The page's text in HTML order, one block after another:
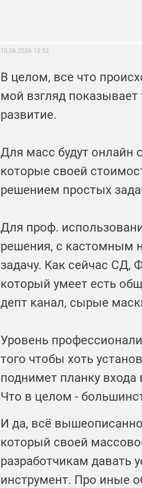
10.06.2026 12:52
В целом, все что
мой взгляд показывает
развитие.
Для масс будут онлайн
которые своей
решением простых
Для проф.
решения, с кастомным
задачу. Как сейчас СД,
который умеет есть
депт канал, сырые
Уровень
того чтобы хоть
поднимет планку
Что в целом -
И да, всё
который своей
разработчикам давать
инструмент. Про иные